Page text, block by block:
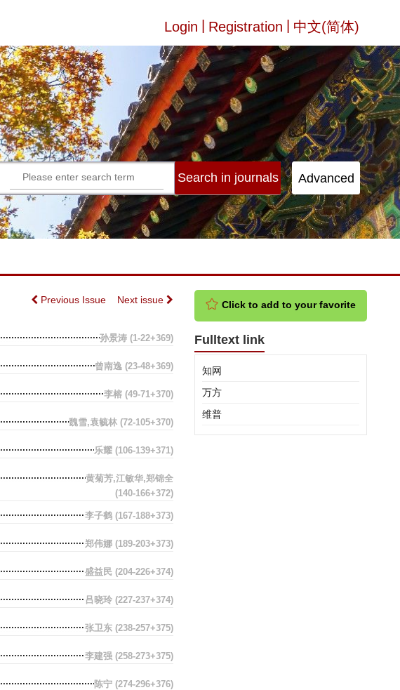
Login Registration 中文(简体)
Previous Issue Next issue
孙景涛 (1-22+369)
曾南逸 (23-48+369)
李榕 (49-71+370)
魏雪,袁毓林 (72-105+370)
乐耀 (106-139+371)
黄菊芳,江敏华,郑锦全
(140-166+372)
李子鹤 (167-188+373)
郑伟娜 (189-203+373)
盛益民 (204-226+374)
吕晓玲 (227-237+374)
张卫东 (238-257+375)
李建强 (258-273+375)
陈宁 (274-296+376)
Click to add to your favorite
Fulltext link
知网
万方
维普